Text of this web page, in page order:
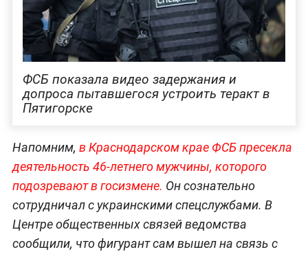
ФСБ показала видео задержания и
допроса пытавшегося устроить теракт в
Пятигорске
Напомним, в Краснодарском крае ФСБ пресекла
деятельность 46-летнего мужчины, которого
подозревают в госизмене. Он сознательно
сотрудничал с украинскими спецслужбами. В
Центре общественных связей ведомства
сообщили, что фигурант сам вышел на связь с